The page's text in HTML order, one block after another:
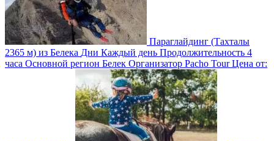
Параглайдинг (Тахталы
2365 м) из Белека Дни Каждый день Продолжительность 4
часа Основной регион Белек Организатор Pacho TourЦена от: